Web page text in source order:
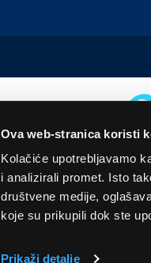
Ova web-stranica koristi
Kolačiće upotrebljavamo
i analizirali promet. Isto
društvene medije,
koje su prikupili dok ste
Prikaži detalje Naše cijene